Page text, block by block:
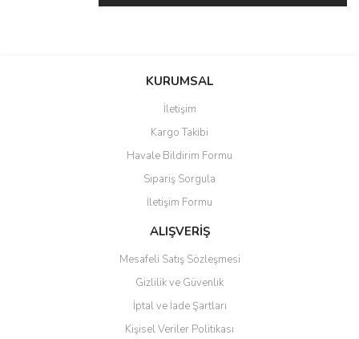
Ürün resmi kalitesiz, bozuk veya görüntülenemiyor.
Ürün açıklamasında eksik bilgiler bulunuyor.
Ürün bilgilerinde hatalar bulunuyor.
Ürün fiyatı diğer sitelerden daha pahalı.
Bu ürüne benzer farklı alternatifler olmalı.
Gönder
KURUMSAL
İletişim
Kargo Takibi
Havale Bildirim Formu
Sipariş Sorgula
İletişim Formu
ALIŞVERİŞ
Mesafeli Satış Sözleşmesi
Gizlilik ve Güvenlik
İptal ve İade Şartları
Kişisel Veriler Politikası